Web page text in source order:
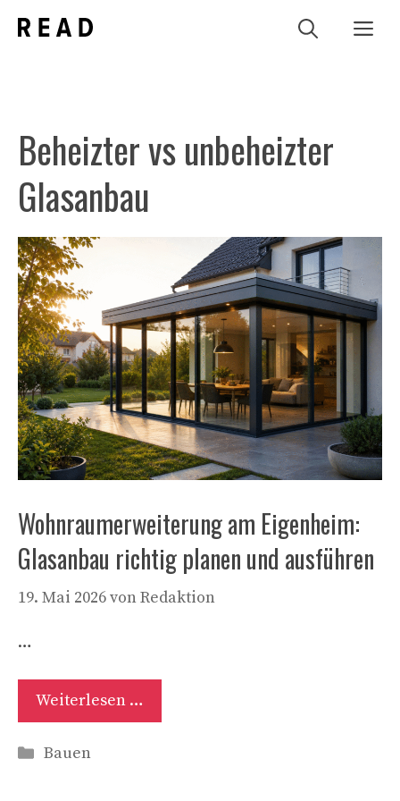
Inhalt
Beheizter vs unbeheizter
Glasanbau
Wohnraumerweiterung am Eigenheim:
Glasanbau richtig planen und ausführen
19. Mai 2026vonRedaktion
…
Weiterlesen …
Kategorien
Bauen